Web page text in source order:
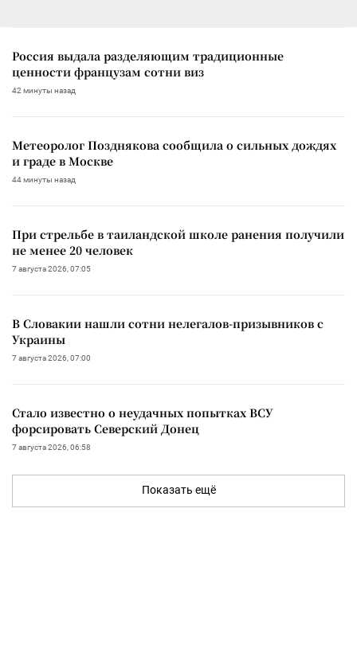
Россия выдала разделяющим традиционные
ценности французам сотни виз
42 минуты назад
Метеоролог Позднякова сообщила о сильных дождях
и граде в Москве
44 минуты назад
При стрельбе в таиландской школе ранения получили
не менее 20 человек
7 августа 2026, 07:05
В Словакии нашли сотни нелегалов-призывников с
Украины
7 августа 2026, 07:00
Стало известно о неудачных попытках ВСУ
форсировать Северский Донец
7 августа 2026, 06:58
Показать ещё